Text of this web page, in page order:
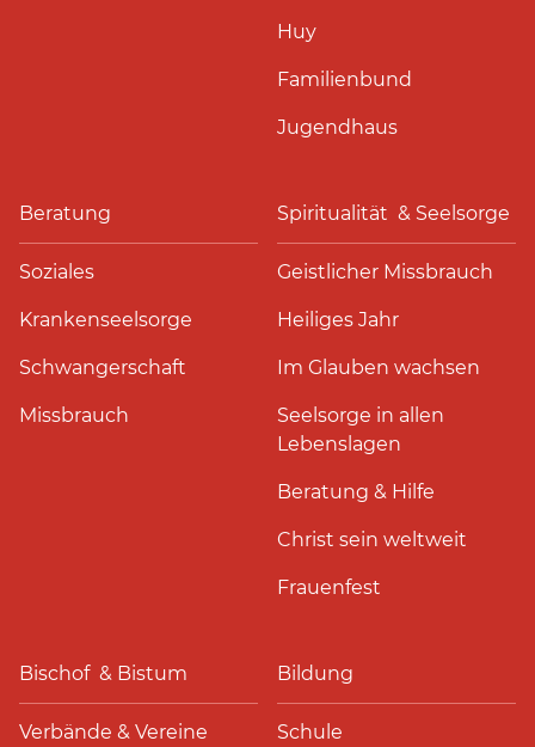
Huy
Familienbund
Jugendhaus
Beratung
Soziales
Krankenseelsorge
Schwangerschaft
Missbrauch
Spiritualität & Seelsorge
Geistlicher Missbrauch
Heiliges Jahr
Im Glauben wachsen
Seelsorge in allen
Lebenslagen
Beratung & Hilfe
Christ sein weltweit
Frauenfest
Bischof & Bistum
Verbände & Vereine
Bildung
Schule